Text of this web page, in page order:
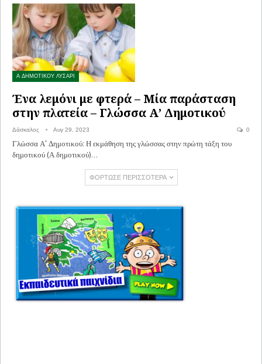
Α ΔΗΜΟΤΙΚΟΥ ΛΥΣΑΡΙ
Ένα λεμόνι με φτερά – Μία παράσταση
στην πλατεία – Γλώσσα Α’ Δημοτικού
Δάσκαλος Αυγ 29, 2023 0
Γλώσσα Α' Δημοτικού: Η εκμάθηση της γλώσσας στην πρώτη τάξη του
δημοτικού (Α δημοτικού)…
ΦΌΡΤΩΣΕ ΠΕΡΙΣΣΌΤΕΡΑ